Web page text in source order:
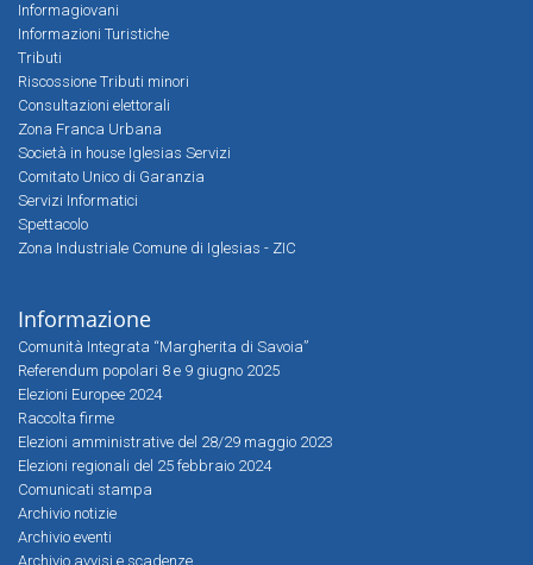
Informagiovani
Informazioni Turistiche
Tributi
Riscossione Tributi minori
Consultazioni elettorali
Zona Franca Urbana
Società in house Iglesias Servizi
Comitato Unico di Garanzia
Servizi Informatici
Spettacolo
Zona Industriale Comune di Iglesias - ZIC
Informazione
Comunità Integrata “Margherita di Savoia”
Referendum popolari 8 e 9 giugno 2025
Elezioni Europee 2024
Raccolta firme
Elezioni amministrative del 28/29 maggio 2023
Elezioni regionali del 25 febbraio 2024
Comunicati stampa
Archivio notizie
Archivio eventi
Archivio avvisi e scadenze